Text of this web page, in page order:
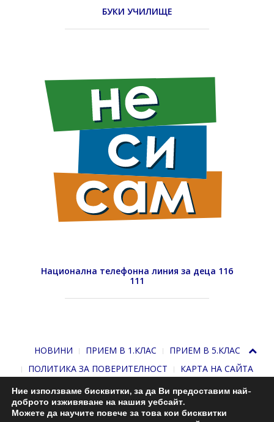
БУКИ УЧИЛИЩЕ
Национална телефонна линия за деца 116
111
НОВИНИ ПРИЕМ В 1.КЛАС
ПРИЕМ В 5.КЛАС
ПОЛИТИКА ЗА ПОВЕРИТЕЛНОСТ
КАРТА НА САЙТА
Ние използваме бисквитки, за да Ви предоставим най-
доброто изживяване на нашия уебсайт.
Можете да научите повече за това кои бисквитки